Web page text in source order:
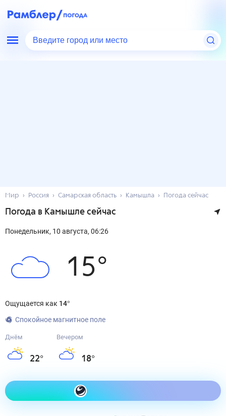
Введите город или место
Мир Россия Самарская область Камышла Погода сейчас
Погода в Камышле сейчас
Понедельник, 10 августа, 06:26
15°
Ощущается как 14°
Спокойное магнитное поле
Днём
22°
Вечером
18°
Как одеться сегодня